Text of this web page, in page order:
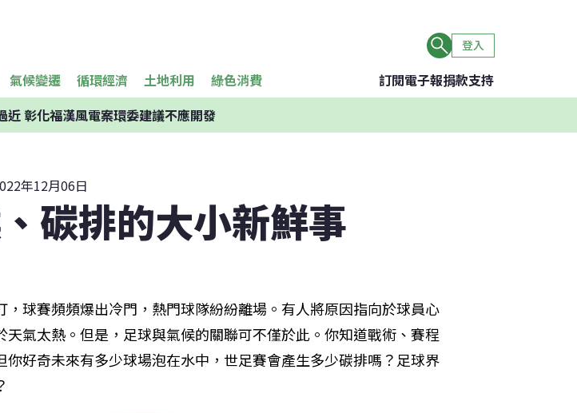
登入
氣候變遷 循環經濟 土地利用 綠色消費 訂閱電子報捐款支持
近 彰化福漢風電案環委建議不應開發
年12月06日
碳排的大小新鮮事
，球賽頻頻爆出冷門，熱門球隊紛紛離場。有人將原因指向於球員心
天氣太熱。但是，足球與氣候的關聯可不僅於此。你知道戰術、賽程
你好奇未來有多少球場泡在水中，世足賽會產生多少碳排嗎？足球界